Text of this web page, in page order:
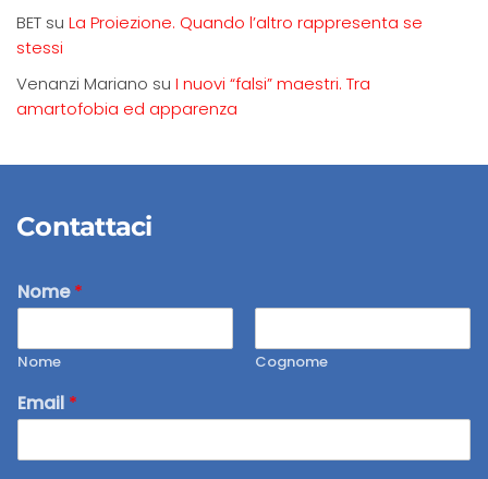
BET su La Proiezione. Quando l’altro rappresenta se
stessi
Venanzi Mariano su I nuovi “falsi” maestri. Tra
amartofobia ed apparenza
Contattaci
Nome*
Nome Cognome
Email *